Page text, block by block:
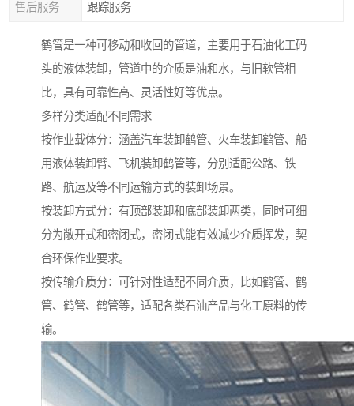
售后服务 跟踪服务
鹤管是一种可移动和收回的管道，主要用于石油化工码
头的液体装卸，管道中的介质是油和水，与旧软管相
比，具有可靠性高、灵活性好等优点。
多样分类适配不同需求
按作业载体分：涵盖汽车装卸鹤管、火车装卸鹤管、船
用液体装卸臂、飞机装卸鹤管等，分别适配公路、铁
路、航运及等不同运输方式的装卸场景。
按装卸方式分：有顶部装卸和底部装卸两类，同时可细
分为敞开式和密闭式，密闭式能有效减少介质挥发，契
合环保作业要求。
按传输介质分：可针对性适配不同介质，比如鹤管、鹤
管、鹤管、鹤管等，适配各类石油产品与化工原料的传
输。